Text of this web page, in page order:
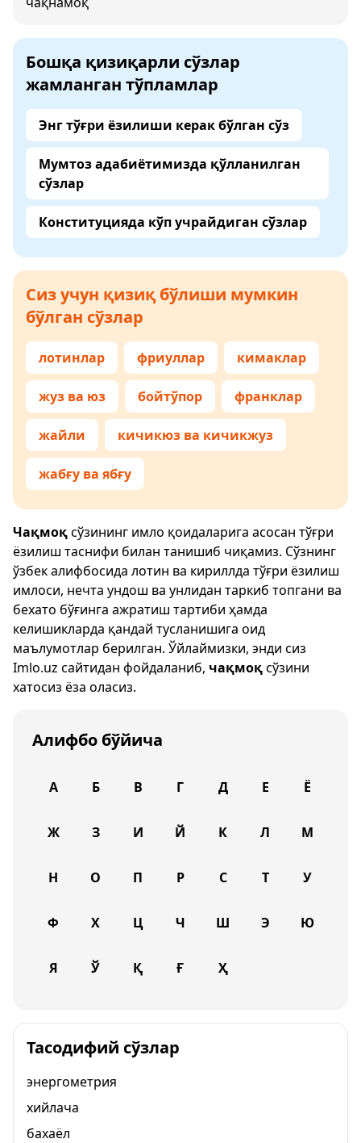
Бошқа қизиқарли сўзлар
жамланган тўпламлар
Энг тўғри ёзилиши керак бўлган сўз
Мумтоз адабиётимизда қўлланилган
сўзлар
Конституцияда кўп учрайдиган сўзлар
Сиз учун қизиқ бўлиши мумкин
бўлган сўзлар
лотинлар фриуллар кимаклар
жуз ва юз бойтўпор франклар
жайли кичикюз ва кичикжуз
жабғу ва ябғу
Чақмоқсўзининг имло қоидаларига асосан тўғри
ёзилиш таснифи билан танишиб чиқамиз. Сўзнинг
ўзбек алифбосида лотин ва кириллда тўғри ёзилиш
имлоси, нечта ундош ва унлидан таркиб топгани ва
бехато бўғинга ажратиш тартиби ҳамда
келишикларда қандай тусланишига оид
маълумотлар берилган. Ўйлаймизки, энди сиз
Imlo.uz сайтидан фойдаланиб, чақмоқсўзини
хатосиз ёза оласиз.
Алифбо бўйича
А Б В Г Д Е Ё
Ж З И Й К Л М
Н О П Р С Т У
Ф Х Ц Ч Ш Э Ю
Я Ў Қ Ғ Ҳ
Тасодифий сўзлар
энергометрия
хийлача
бахаёл